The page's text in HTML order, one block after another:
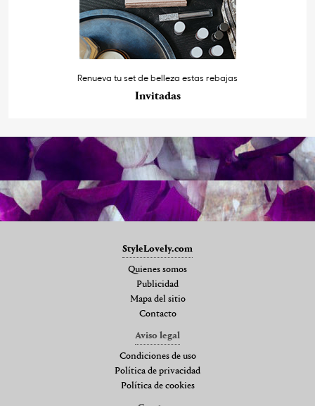
Renueva tu set de belleza estas rebajas
Invitadas
StyleLovely.com
Quienes somos
Publicidad
Mapa del sitio
Contacto
Aviso legal
Condiciones de uso
Política de privacidad
Política de cookies